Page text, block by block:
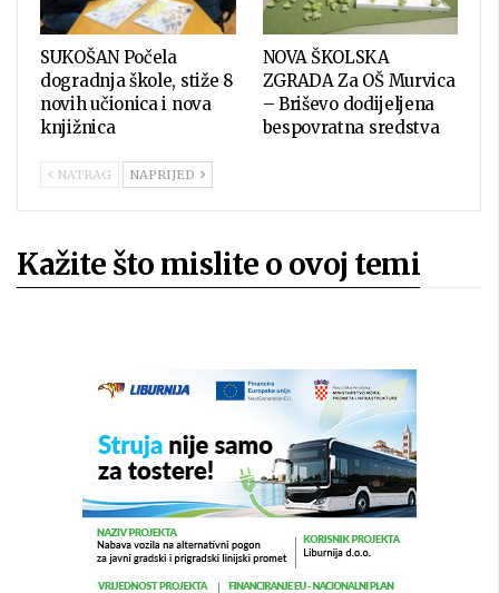
SUKOŠAN Počela
dogradnja škole, stiže 8
novih učionica i nova
knjižnica
NOVA ŠKOLSKA
ZGRADA Za OŠ Murvica
– Briševo dodijeljena
bespovratna sredstva
NATRAG NAPRIJED
Kažite što mislite o ovoj temi